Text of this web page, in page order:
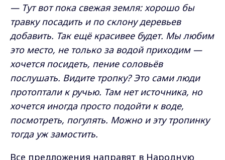
— Тут вот пока свежая земля: хорошо бы
травку посадить и по склону деревьев
добавить. Так ещё красивее будет. Мы любим
это место, не только за водой приходим —
хочется посидеть, пение соловьёв
послушать. Видите тропку? Это сами люди
протоптали к ручью. Там нет источника, но
хочется иногда просто подойти к воде,
посмотреть, погулять. Можно и эту тропинку
тогда уж замостить.
Все предложения направят в Народную